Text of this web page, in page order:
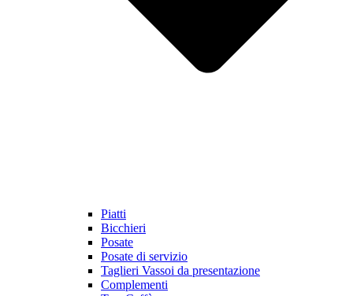
Piatti
Bicchieri
Posate
Posate di servizio
Taglieri Vassoi da presentazione
Complementi